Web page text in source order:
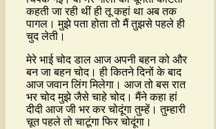
कहती जा रही थीं ही तू कहां था अब तक
पागल। मुझे पता होता तो मैं तुझसे पहले ही
चुद लेती।
मेरे भाई चोद डाल आज अपनी बहन को और
बन जा बहन चोद। ही कितने दिनों के बाद
आज जवान लिंग मिलेगा। आज तो बस रात
भर चोद मुझे जैसे चाहे चोद। मैंने कहा हां
दीदी आज जी भर कर चोदूंगा तुम्हें। तुम्हारी
चूत पहले तो चाटूंगा फिर चोदूंगा।